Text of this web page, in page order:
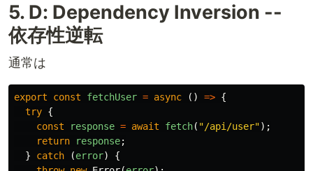
5. D: Dependency Inversion --
依存性逆転
通常は
export const fetchUser = async () => {
try {
const
response = await fetch( "/api/user");
return
response;
}
catch (error)
{